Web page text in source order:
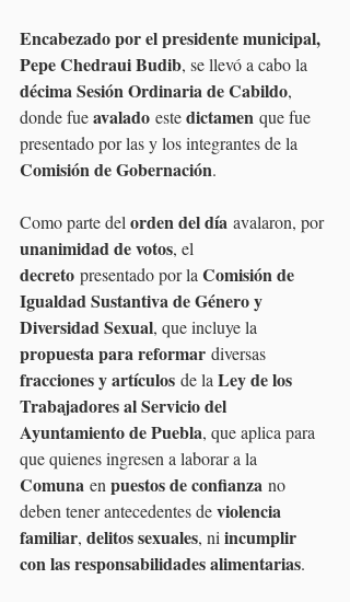
Encabezado por el presidente municipal,
Pepe Chedraui Budib, se llevó a cabo la
décima Sesión Ordinaria de Cabildo,
donde fue avalado este dictamen que fue
presentado por las y los integrantes de la
Comisión de Gobernación.
Como parte del orden del día avalaron, por
unanimidad de votos, el
decreto presentado por la Comisión de
Igualdad Sustantiva de Género y
Diversidad Sexual, que incluye la
propuesta para reformar diversas
fracciones y artículos de la Ley de los
Trabajadores al Servicio del
Ayuntamiento de Puebla, que aplica para
que quienes ingresen a laborar a la
Comuna en puestos de confianza no
deben tener antecedentes de violencia
familiar, delitos sexuales, ni incumplir
con las responsabilidades alimentarias.